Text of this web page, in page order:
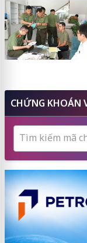
CHỨNG KHOÁN
Tìm kiếm mã